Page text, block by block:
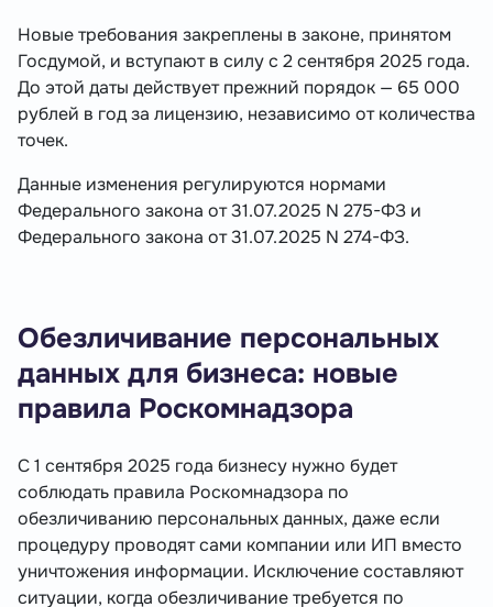
Новые требования закреплены в законе, принятом
Госдумой, и вступают в силу с 2 сентября 2025 года.
До этой даты действует прежний порядок — 65 000
рублей в год за лицензию, независимо от количества
точек.
Данные изменения регулируются нормами
Федерального закона от 31.07.2025 N 275-ФЗ и
Федерального закона от 31.07.2025 N 274-ФЗ.
Обезличивание персональных
данных для бизнеса: новые
правила Роскомнадзора
С 1 сентября 2025 года бизнесу нужно будет
соблюдать правила Роскомнадзора по
обезличиванию персональных данных, даже если
процедуру проводят сами компании или ИП вместо
уничтожения информации. Исключение составляют
ситуации, когда обезличивание требуется по